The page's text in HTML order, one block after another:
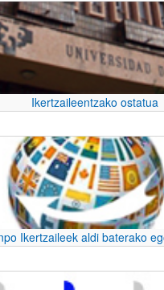
Ikertzaileentzako ostatua
Ikertzaileek aldi baterako